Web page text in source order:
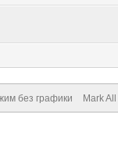
без графики Mark